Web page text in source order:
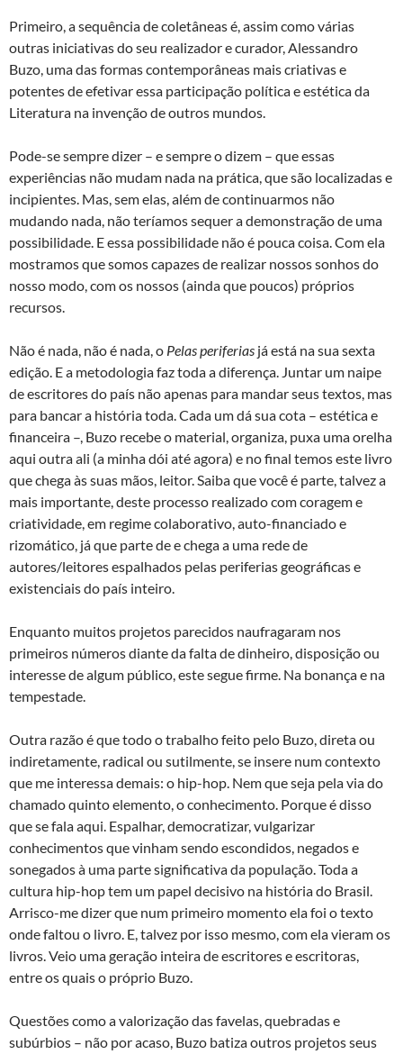
Primeiro, a sequência de coletâneas é, assim como várias
outras iniciativas do seu realizador e curador, Alessandro
Buzo, uma das formas contemporâneas mais criativas e
potentes de efetivar essa participação política e estética da
Literatura na invenção de outros mundos.
Pode-se sempre dizer – e sempre o dizem – que essas
experiências não mudam nada na prática, que são localizadas e
incipientes. Mas, sem elas, além de continuarmos não
mudando nada, não teríamos sequer a demonstração de uma
possibilidade. E essa possibilidade não é pouca coisa. Com ela
mostramos que somos capazes de realizar nossos sonhos do
nosso modo, com os nossos (ainda que poucos) próprios
recursos.
Não é nada, não é nada, o Pelas periferias já está na sua sexta
edição. E a metodologia faz toda a diferença. Juntar um naipe
de escritores do país não apenas para mandar seus textos, mas
para bancar a história toda. Cada um dá sua cota – estética e
financeira –, Buzo recebe o material, organiza, puxa uma orelha
aqui outra ali (a minha dói até agora) e no final temos este livro
que chega às suas mãos, leitor. Saiba que você é parte, talvez a
mais importante, deste processo realizado com coragem e
criatividade, em regime colaborativo, auto-financiado e
rizomático, já que parte de e chega a uma rede de
autores/leitores espalhados pelas periferias geográficas e
existenciais do país inteiro.
Enquanto muitos projetos parecidos naufragaram nos
primeiros números diante da falta de dinheiro, disposição ou
interesse de algum público, este segue firme. Na bonança e na
tempestade.
Outra razão é que todo o trabalho feito pelo Buzo, direta ou
indiretamente, radical ou sutilmente, se insere num contexto
que me interessa demais: o hip-hop. Nem que seja pela via do
chamado quinto elemento, o conhecimento. Porque é disso
que se fala aqui. Espalhar, democratizar, vulgarizar
conhecimentos que vinham sendo escondidos, negados e
sonegados à uma parte significativa da população. Toda a
cultura hip-hop tem um papel decisivo na história do Brasil.
Arrisco-me dizer que num primeiro momento ela foi o texto
onde faltou o livro. E, talvez por isso mesmo, com ela vieram os
livros. Veio uma geração inteira de escritores e escritoras,
entre os quais o próprio Buzo.
Questões como a valorização das favelas, quebradas e
subúrbios – não por acaso, Buzo batiza outros projetos seus